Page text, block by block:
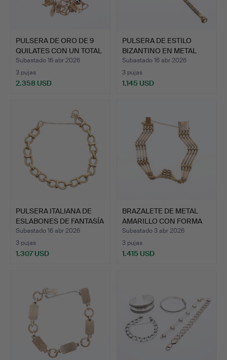
PULSERA DE ORO DE 9
QUILATES CON UN TOTAL
…
Subastado 16 abr 2026
3 pujas
2.358 USD
PULSERA DE ESTILO
BIZANTINO EN METAL
AMARI…
Subastado 16 abr 2026
3 pujas
1.145 USD
PULSERA ITALIANA DE
ESLABONES DE FANTASÍA
…
Subastado 16 abr 2026
3 pujas
1.307 USD
BRAZALETE DE METAL
AMARILLO CON FORMA
DE P…
Subastado 3 abr 2026
3 pujas
1.415 USD